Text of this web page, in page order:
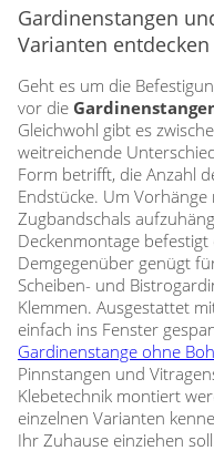
Plissee nach Maß
Faltstores in
Outdoor-Plissees
gemusterte Plissees
günstige Plissees
Plissee Modelle
Plissee
Plissee
Plissee
Zubehör /
Rollo
Rollos in
Thermo Rollo
Doppelrollo
Klemmrollo
Rollos günstig
Rollo Kinderzimmer
Bambusrollo nach
Bambusrollo in
Rollo Ersatzteile &
Raffrollo
Raffrollo Maß
Faltrollo /
Zubehör /
Flächenvorhang
Flächenvorhang
Standard
Scheibengardinen
Scheibengardinen
Größen
Lamellenvorhang
Lamellen nach Maß
Fensterformen
Ausstattung /
Individual Druck
Messanleitung
Lamellen Ersatzteile
Jalousien
Jalousien nach Maß
günstige Jalousien
Standardgrößen
Messanleitung
Tischdecke
Markisenstoff
Markisenstoffe nach
Balkon Sichtschutz
Gardinenstangen
Varianten entdecken
Geht es um die
vor die
Gleichwohl gibt es
weitreichende
Form betrifft, die Anzahl
Endstücke. Um
Zugbandschals
Deckenmontage
Demgegenüber genügt
Scheiben- und
Klemmen. Ausgestattet
einfach ins Fenster
Gardinenstange ohne
Pinnstangen und
Klebetechnik montiert
einzelnen Varianten
Ihr Zuhause einziehen